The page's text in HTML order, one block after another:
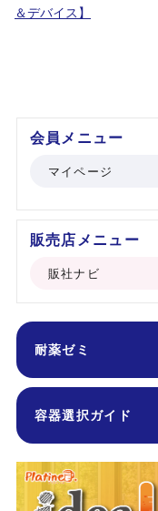
＆デバイス】
会員メニュー
マイページ
販売店メニュー
販社ナビ
耐薬ゼミ
容器選択ガイド